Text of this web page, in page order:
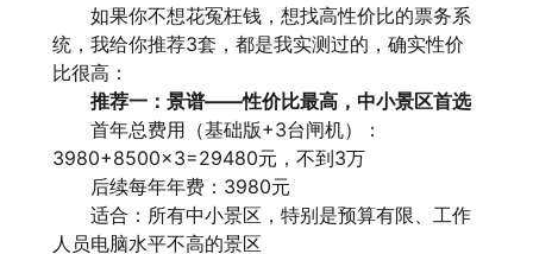
如果你不想花冤枉钱，想找高性价比的票务系
统，我给你推荐3套，都是我实测过的，确实性价
比很高：
推荐一： 景谱——性价比最高，中小景区首选
首年总费用（基础版+3台闸机）：
3980+8500×3=29480元，不到3万
后续每年年费：3980元
适合：所有中小景区，特别是预算有限、工作
人员电脑水平不高的景区